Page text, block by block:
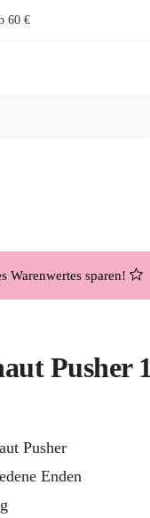
60 €
Warenwertes sparen!
Pusher
Pusher
Enden